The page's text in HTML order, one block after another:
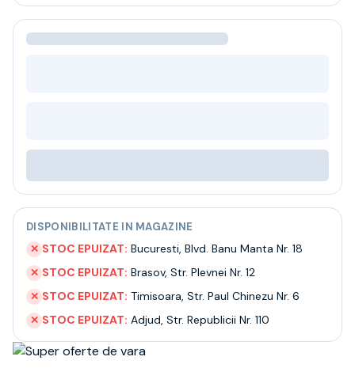
Ceai
Bacanie
Despre noi
Livrare
Termeni si conditii
Politica de confidentialitate
Intrebari frecvente
DISPONIBILITATE IN MAGAZINE
✕ STOC EPUIZAT: Bucuresti, Blvd. Banu Manta Nr. 18
✕ STOC EPUIZAT: Brasov, Str. Plevnei Nr. 12
✕ STOC EPUIZAT: Timisoara, Str. Paul Chinezu Nr. 6
✕ STOC EPUIZAT: Adjud, Str. Republicii Nr. 110